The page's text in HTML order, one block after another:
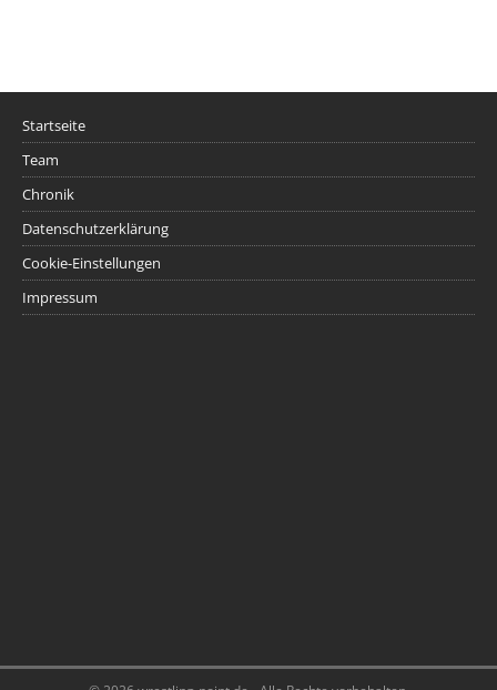
Startseite
Team
Chronik
Datenschutzerklärung
Cookie-Einstellungen
Impressum